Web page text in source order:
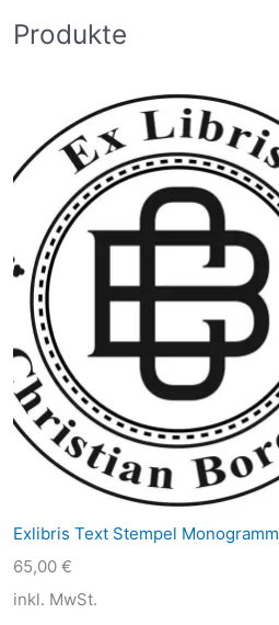
Produkte
Exlibris Text Stempel Monogramm
65,00 €
inkl. MwSt.